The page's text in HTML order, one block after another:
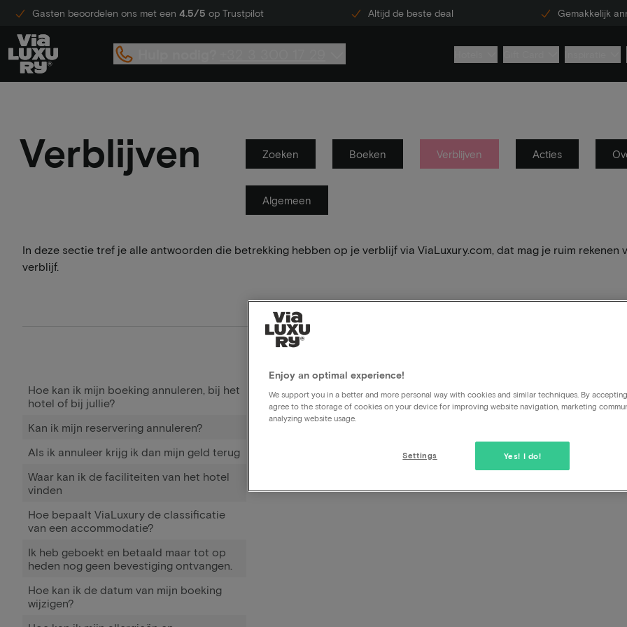
Gasten beoordelen ons met een 4.5/5 op Trustpilot Altijd de beste deal Gemakkelijk
Verblijven Zoeken Boeken Verblijven Acties
Algemeen
In deze sectie tref je alle antwoorden die betrekking hebben op je verblijf via ViaLuxury.com, dat mag je ruim rekenen
verblijf.
Hoe kan ik mijn boeking annuleren, bij het
hotel of bij jullie?
Kan ik mijn reservering annuleren?
Als ik annuleer krijg ik dan mijn geld terug
Waar kan ik de faciliteiten van het hotel
vinden
Hoe bepaalt ViaLuxury de classificatie
van een accommodatie?
Ik heb geboekt en betaald maar tot op
heden nog geen bevestiging ontvangen.
Hoe kan ik de datum van mijn boeking
wijzigen?
Ik wil het arrangement
Dat is niet mogelijk, er zijn wel een aantal extra's die
het boekingsproces. Het arrangement kan niet aangepast
inhoud. Wil je met meer dan 2 personen komen, dan kan
Enjoy an optimal experience!
We support you in a better and more personal way with cookies and similar techniques. By
agree to the storage of cookies on your device for improving website navigation, marketing
analyzing website usage.
Yes! I do!
Settings